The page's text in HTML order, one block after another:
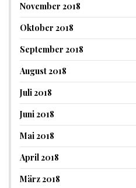
November 2018
Oktober 2018
September 2018
August 2018
Juli 2018
Juni 2018
Mai 2018
April 2018
März 2018